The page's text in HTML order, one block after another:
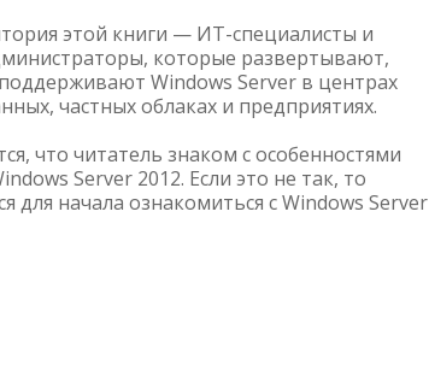
этой книги — ИТ-специалисты и
которые развертывают,
Windows Server в центрах
частных облаках и предприятиях.
что читатель знаком с особенностями
Server 2012. Если это не так, то
для начала ознакомиться с Windows Server